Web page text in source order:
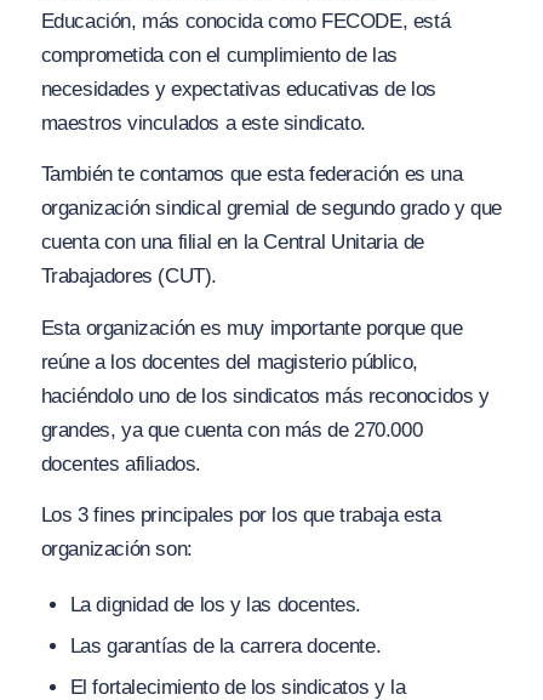
Educación, más conocida como FECODE, está
comprometida con el cumplimiento de las
necesidades y expectativas educativas de los
maestros vinculados a este sindicato.
También te contamos que esta federación es una
organización sindical gremial de segundo grado y que
cuenta con una filial en la Central Unitaria de
Trabajadores (CUT).
Esta organización es muy importante porque que
reúne a los docentes del magisterio público,
haciéndolo uno de los sindicatos más reconocidos y
grandes, ya que cuenta con más de 270.000
docentes afiliados.
Los 3 fines principales por los que trabaja esta
organización son:
La dignidad de los y las docentes.
Las garantías de la carrera docente.
El fortalecimiento de los sindicatos y la